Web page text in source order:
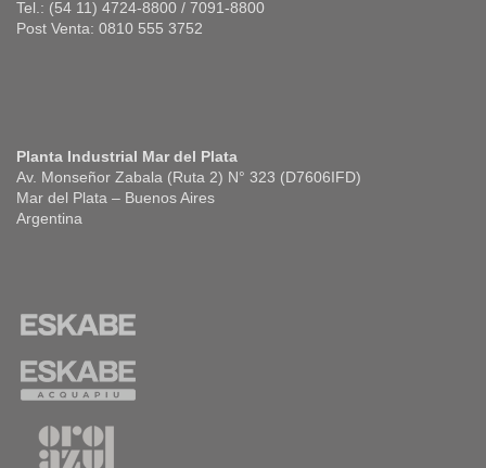
Tel.: (54 11) 4724-8800 / 7091-8800
Post Venta: 0810 555 3752
Planta Industrial Mar del Plata
Av. Monseñor Zabala (Ruta 2) N° 323 (D7606IFD)
Mar del Plata – Buenos Aires
Argentina